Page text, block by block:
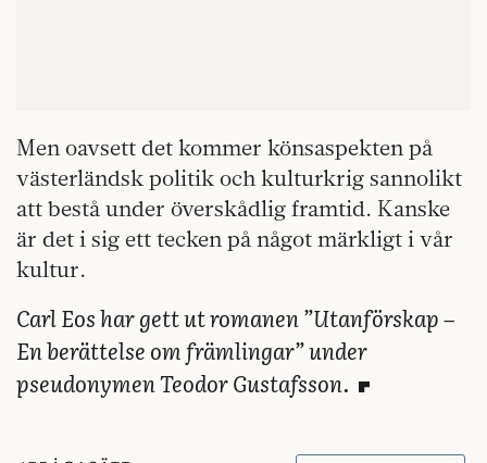
Men oavsett det kommer könsaspekten på
västerländsk politik och kulturkrig sannolikt
att bestå under överskådlig framtid. Kanske
är det i sig ett tecken på något märkligt i vår
kultur.
Carl Eos har gett ut romanen ”Utanförskap –
En berättelse om främlingar” under
pseudonymen Teodor Gustafsson.